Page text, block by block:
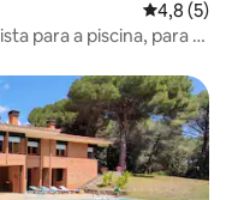
4,8 de
4,8 (5)
para a piscina, para o